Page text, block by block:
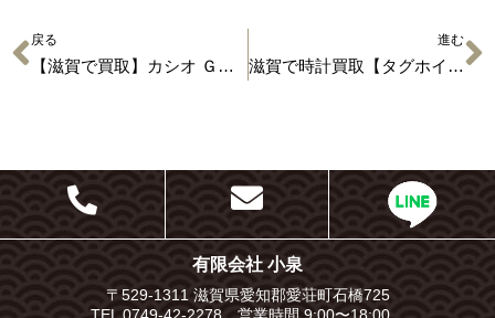
戻る
【滋賀で買取】カシオ Ｇ－ＳＨＯＣＫ ＭＴＧ－Ｓ１０００Ｄ
進む
滋賀で時計買取【タグホイヤー・フォーミュラ１】
有限会社 小泉
〒529-1311 滋賀県愛知郡愛荘町石橋725